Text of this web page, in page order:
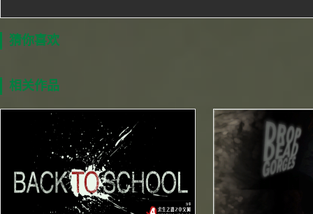
猜你喜欢
相关作品